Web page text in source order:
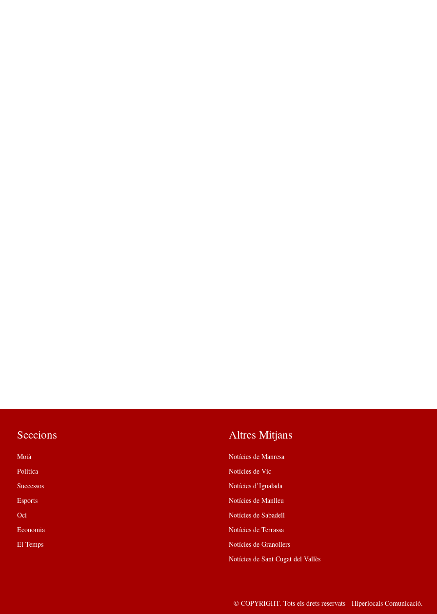
Seccions
Moià
Política
Successos
Esports
Oci
Economia
El Temps
Altres Mitjans
Notícies de Manresa
Notícies de Vic
Notícies d’Igualada
Notícies de Manlleu
Notícies de Sabadell
Notícies de Terrassa
Notícies de Granollers
Notícies de Sant Cugat del Vallès
© COPYRIGHT. Tots els drets reservats - Hiperlocals Comunicació.